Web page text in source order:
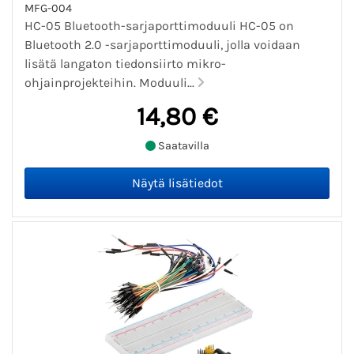
MFG-004
HC-05 Bluetooth-sarjaporttimoduuli HC-05 on
Bluetooth 2.0 -sarjaporttimoduuli, jolla voidaan
lisätä langaton tiedonsiirto mikro-
ohjainprojekteihin. Moduuli...
14,80 €
Saatavilla